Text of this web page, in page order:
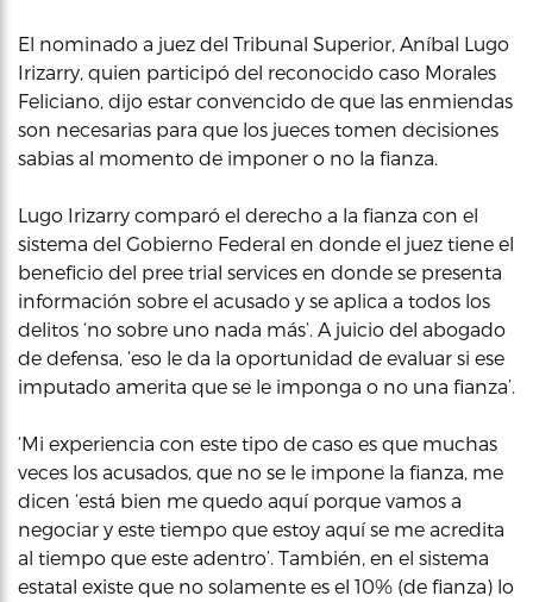
El nominado a juez del Tribunal Superior, Aníbal Lugo
Irizarry, quien participó del reconocido caso Morales
Feliciano, dijo estar convencido de que las enmiendas
son necesarias para que los jueces tomen decisiones
sabias al momento de imponer o no la fianza.
Lugo Irizarry comparó el derecho a la fianza con el
sistema del Gobierno Federal en donde el juez tiene el
beneficio del pree trial services en donde se presenta
información sobre el acusado y se aplica a todos los
delitos ‘no sobre uno nada más’. A juicio del abogado
de defensa, ‘eso le da la oportunidad de evaluar si ese
imputado amerita que se le imponga o no una fianza’.
‘Mi experiencia con este tipo de caso es que muchas
veces los acusados, que no se le impone la fianza, me
dicen ‘está bien me quedo aquí porque vamos a
negociar y este tiempo que estoy aquí se me acredita
al tiempo que este adentro’. También, en el sistema
estatal existe que no solamente es el 10% (de fianza) lo